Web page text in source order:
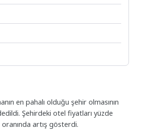
en pahalı olduğu şehir olmasının
Şehirdeki otel fiyatları yüzde
oranında artış gösterdi.